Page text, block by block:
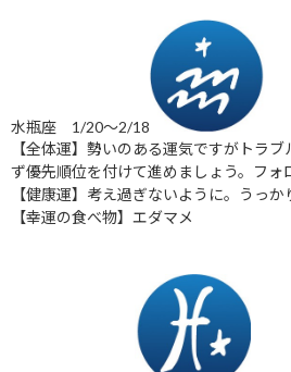
水瓶座 1/20～2/18
【全体運】勢いのある運気ですがトラ
ず優先順位を付けて進めましょう。フォ
【健康運】考え過ぎないように。うっ
【幸運の食べ物】エダマメ